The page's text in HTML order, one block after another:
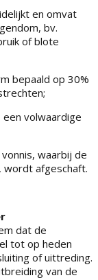
en omvat
bv.
of blote
bepaald op 30%
volwaardige
waarbij de
afgeschaft.
dat de
tot op heden
of uittreding.
van de